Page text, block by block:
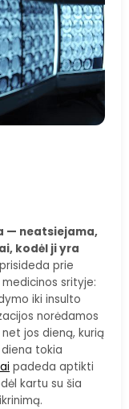
— neatsiejama,
kodėl ji yra
prie
srityje:
iki insulto
norėdamos
jos dieną, kurią
diena tokia
padeda aptikti
kartu su šia